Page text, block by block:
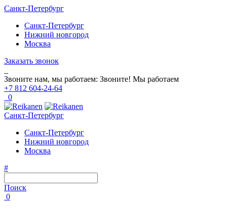
Санкт-Петербург
Санкт-Петербург
Нижний новгород
Москва
Заказать звонок
Звоните нам, мы работаем: Звоните! Мы работаем
+7 812 604-24-64
0
Санкт-Петербург
Санкт-Петербург
Нижний новгород
Москва
#
Поиск
0